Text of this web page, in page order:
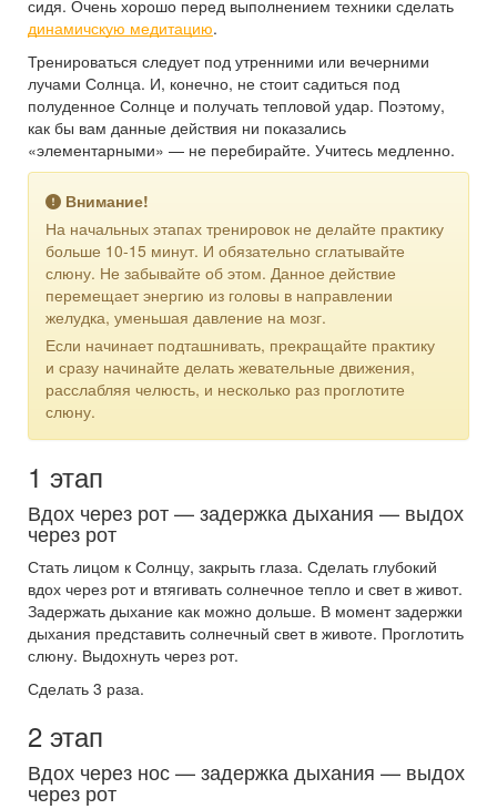
сидя. Очень хорошо перед выполнением техники сделать
динамичскую медитацию.
Тренироваться следует под утренними или вечерними
лучами Солнца. И, конечно, не стоит садиться под
полуденное Солнце и получать тепловой удар. Поэтому,
как бы вам данные действия ни показались
«элементарными» — не перебирайте. Учитесь медленно.
Внимание!
На начальных этапах тренировок не делайте практику
больше 10-15 минут. И обязательно сглатывайте
слюну. Не забывайте об этом. Данное действие
перемещает энергию из головы в направлении
желудка, уменьшая давление на мозг.
Если начинает подташнивать, прекращайте практику
и сразу начинайте делать жевательные движения,
расслабляя челюсть, и несколько раз проглотите
слюну.
1 этап
Вдох через рот — задержка дыхания — выдох
через рот
Стать лицом к Солнцу, закрыть глаза. Сделать глубокий
вдох через рот и втягивать солнечное тепло и свет в живот.
Задержать дыхание как можно дольше. В момент задержки
дыхания представить солнечный свет в животе. Проглотить
слюну. Выдохнуть через рот.
Сделать 3 раза.
2 этап
Вдох через нос — задержка дыхания — выдох
через рот